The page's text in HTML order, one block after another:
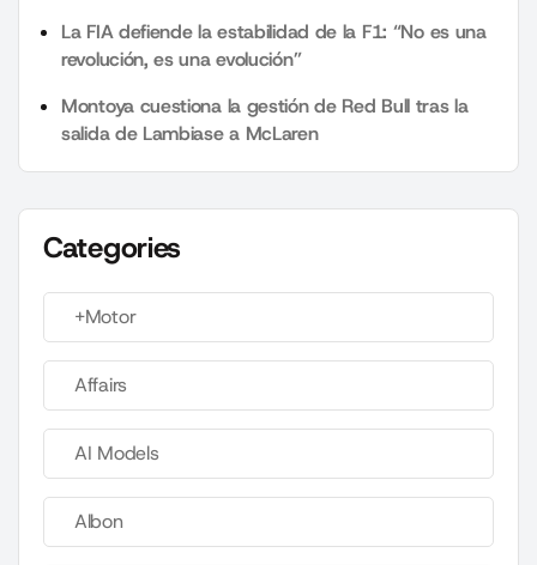
La FIA defiende la estabilidad de la F1: “No es una
revolución, es una evolución”
Montoya cuestiona la gestión de Red Bull tras la
salida de Lambiase a McLaren
Categories
+Motor
Affairs
AI Models
Albon